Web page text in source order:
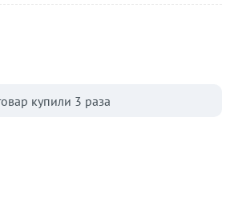
купили 3 раза